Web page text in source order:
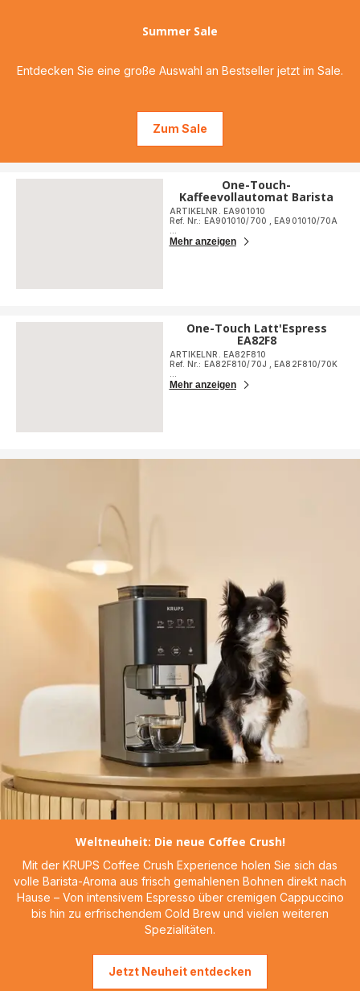
Summer Sale
Entdecken Sie eine große Auswahl an Bestseller jetzt im Sale.
Zum Sale
One-Touch-
Kaffeevollautomat Barista
ARTIKELNR. EA901010
Ref. Nr.: EA901010/700
,EA901010/70A
Mehr anzeigen
One-Touch Latt'Espress
EA82F8
ARTIKELNR. EA82F810
Ref. Nr.: EA82F810/70J
,EA82F810/70K
Mehr anzeigen
Weltneuheit: Die neue Coffee Crush!
Mit der KRUPS Coffee Crush Experience holen Sie sich das
volle Barista-Aroma aus frisch gemahlenen Bohnen direkt nach
Hause – Von intensivem Espresso über cremigen Cappuccino
bis hin zu erfrischendem Cold Brew und vielen weiteren
Spezialitäten.
Jetzt Neuheit entdecken